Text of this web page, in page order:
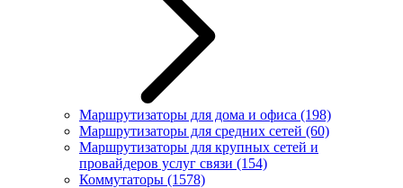
Маршрутизаторы для дома и офиса (198)
Маршрутизаторы для средних сетей (60)
Маршрутизаторы для крупных сетей и
провайдеров услуг связи (154)
Коммутаторы (1578)